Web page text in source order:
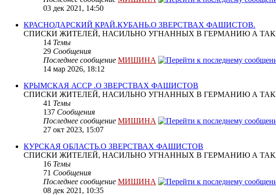
03 дек 2021, 14:50
КРАСНОДАРСКИЙ КРАЙ.КУБАНЬ.О ЗВЕРСТВАХ ФАШИСТОВ.
СПИСКИ ЖИТЕЛЕЙ, НАСИЛЬНО УГНАННЫХ В ГЕРМАНИЮ А
14 Темы
29 Сообщения
Последнее сообщение МИШИНА
14 мар 2026, 18:12
КРЫМСКАЯ АССР .О ЗВЕРСТВАХ ФАШИСТОВ
СПИСКИ ЖИТЕЛЕЙ, НАСИЛЬНО УГНАННЫХ В ГЕРМАНИЮ А
41 Темы
137 Сообщения
Последнее сообщение МИШИНА
27 окт 2023, 15:07
КУРСКАЯ ОБЛАСТЬ.О ЗВЕРСТВАХ ФАШИСТОВ
СПИСКИ ЖИТЕЛЕЙ, НАСИЛЬНО УГНАННЫХ В ГЕРМАНИЮ А
16 Темы
71 Сообщения
Последнее сообщение МИШИНА
08 дек 2021, 10:35